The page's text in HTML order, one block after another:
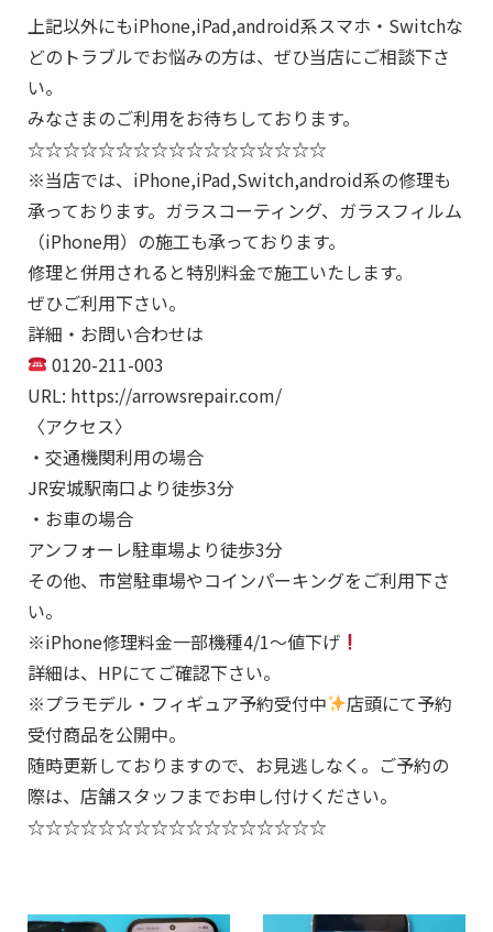
上記以外にもiPhone,iPad,android系スマホ・Switchな
どのトラブルでお悩みの方は、ぜひ当店にご相談下さ
い。
みなさまのご利用をお待ちしております。
☆☆☆☆☆☆☆☆☆☆☆☆☆☆☆☆☆
※当店では、iPhone,iPad,Switch,android系の修理も
承っております。ガラスコーティング、ガラスフィルム
（iPhone用）の施工も承っております。
修理と併用されると特別料金で施工いたします。
ぜひご利用下さい。
詳細・お問い合わせは
0120-211-003
URL: https://arrowsrepair.com/
〈アクセス〉
・交通機関利用の場合
JR安城駅南口より徒歩3分
・お車の場合
アンフォーレ駐車場より徒歩3分
その他、市営駐車場やコインパーキングをご利用下さ
い。
※iPhone修理料金一部機種4/1～値下げ
詳細は、HPにてご確認下さい。
※プラモデル・フィギュア予約受付中
店頭にて予約
受付商品を公開中。
随時更新しておりますので、お見逃しなく。ご予約の
際は、店舗スタッフまでお申し付けください。
☆☆☆☆☆☆☆☆☆☆☆☆☆☆☆☆☆